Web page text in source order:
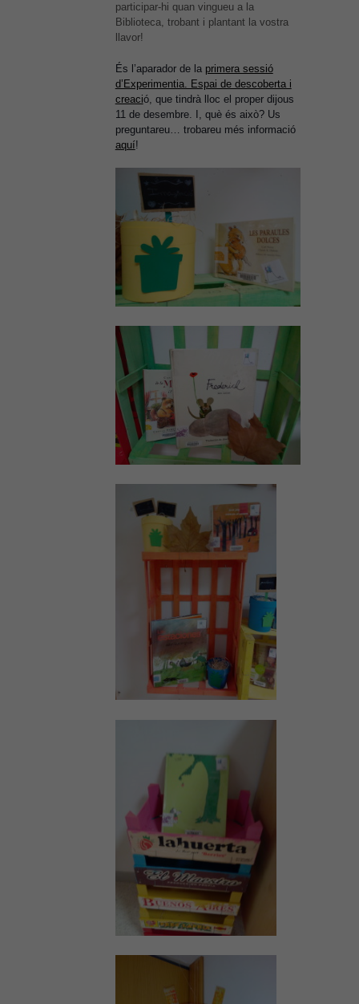
participar-hi quan vingueu a la
Biblioteca, trobant i plantant la vostra
llavor!
És l’aparador de la primera sessió
d’Experimentia. Espai de descoberta i
creació, que tindrà lloc el proper dijous
11 de desembre. I, què és això? Us
preguntareu… trobareu més informació
aquí!